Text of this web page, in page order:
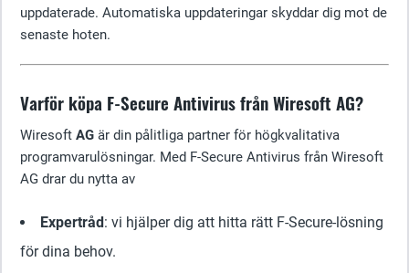
uppdaterade. Automatiska uppdateringar skyddar dig mot de
senaste hoten.
Varför köpa F-Secure Antivirus från Wiresoft AG?
Wiresoft AG är din pålitliga partner för högkvalitativa
programvarulösningar. Med F-Secure Antivirus från Wiresoft
AG drar du nytta av
Expertråd: vi hjälper dig att hitta rätt F-Secure-lösning
för dina behov.